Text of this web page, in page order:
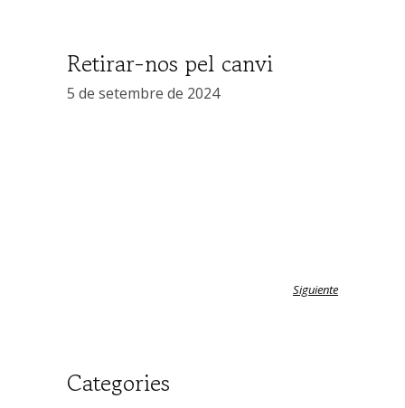
Retirar-nos pel canvi
5 de setembre de 2024
Siguiente
Categories